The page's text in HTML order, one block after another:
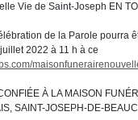
Vie de Saint-Joseph EN
de la Parole pourra
2022 à 11 h à ce
À LA MAISON
SAINT-JOSEPH-DE-